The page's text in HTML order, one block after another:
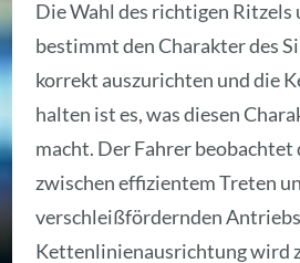
Die Wahl des richtigen Ritzels
bestimmt den Charakter des
korrekt auszurichten und die
halten ist es, was diesen
macht. Der Fahrer beobachtet
zwischen effizientem Treten
verschleißfördernden
Kettenlinienausrichtung wird